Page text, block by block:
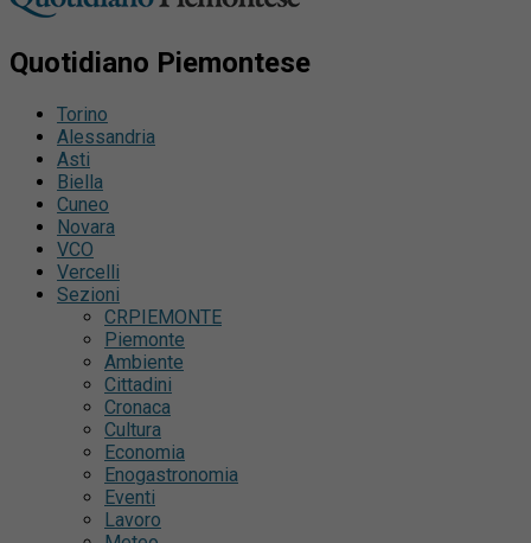
Quotidiano Piemontese
Torino
Alessandria
Asti
Biella
Cuneo
Novara
VCO
Vercelli
Sezioni
CRPIEMONTE
Piemonte
Ambiente
Cittadini
Cronaca
Cultura
Economia
Enogastronomia
Eventi
Lavoro